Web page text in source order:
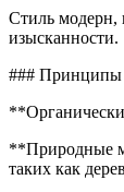
Стиль модерн,
изысканности.
### Принципы
**Природные
таких как